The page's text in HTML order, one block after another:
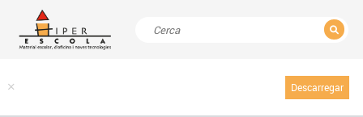
Descarregar